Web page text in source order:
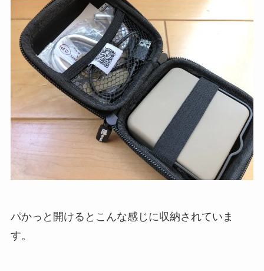
パかっと開けるとこんな感じに収納されていま
す。